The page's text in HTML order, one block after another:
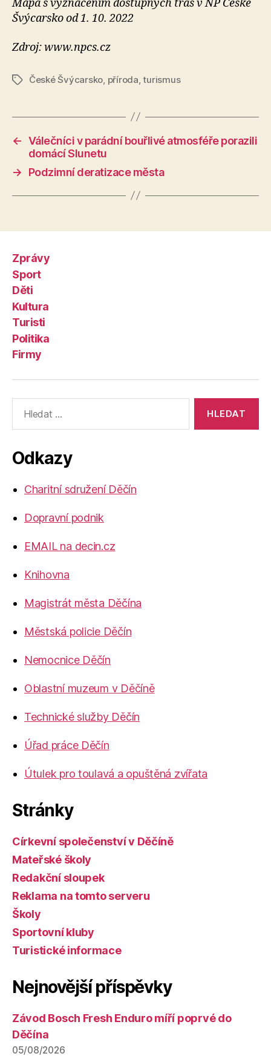
Mapa s vyznačením dostupných tras v NP České
Švýcarsko od 1. 10. 2022
Zdroj: www.npcs.cz
ŠtítkyČeské Švýcarsko příroda ,turismus
← Válečníci v parádní bouřlivé atmosféře porazili
domácí Slunetu
→
Podzimní deratizace města
Zprávy
Sport
Děti
Kultura
Turisti
Politika
Firmy
vyhledávání:
Odkazy
Charitní sdružení Děčín
Dopravní podnik
EMAIL na decin.cz
Knihovna
Magistrát města Děčína
Městská policie Děčín
Nemocnice Děčín
Oblastní muzeum v Děčíně
Technické služby Děčín
Úřad práce Děčín
Útulek pro toulavá a opuštěná zvířata
Stránky
Církevní společenství v Děčíně
Mateřské školy
Redakční sloupek
Reklama na tomto serveru
Školy
Sportovní kluby
Turistické informace
Nejnovější příspěvky
Závod Bosch Fresh Enduro míří poprvé do
Děčína
05/08/2026